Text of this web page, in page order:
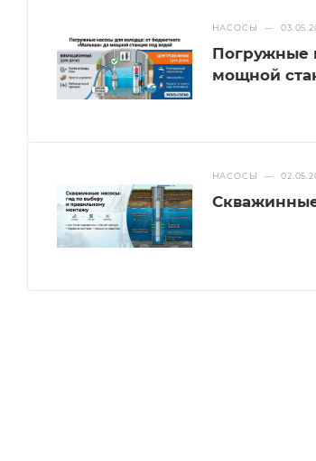
НАСОСЫ —
Погружные
мощной
НАСОСЫ —